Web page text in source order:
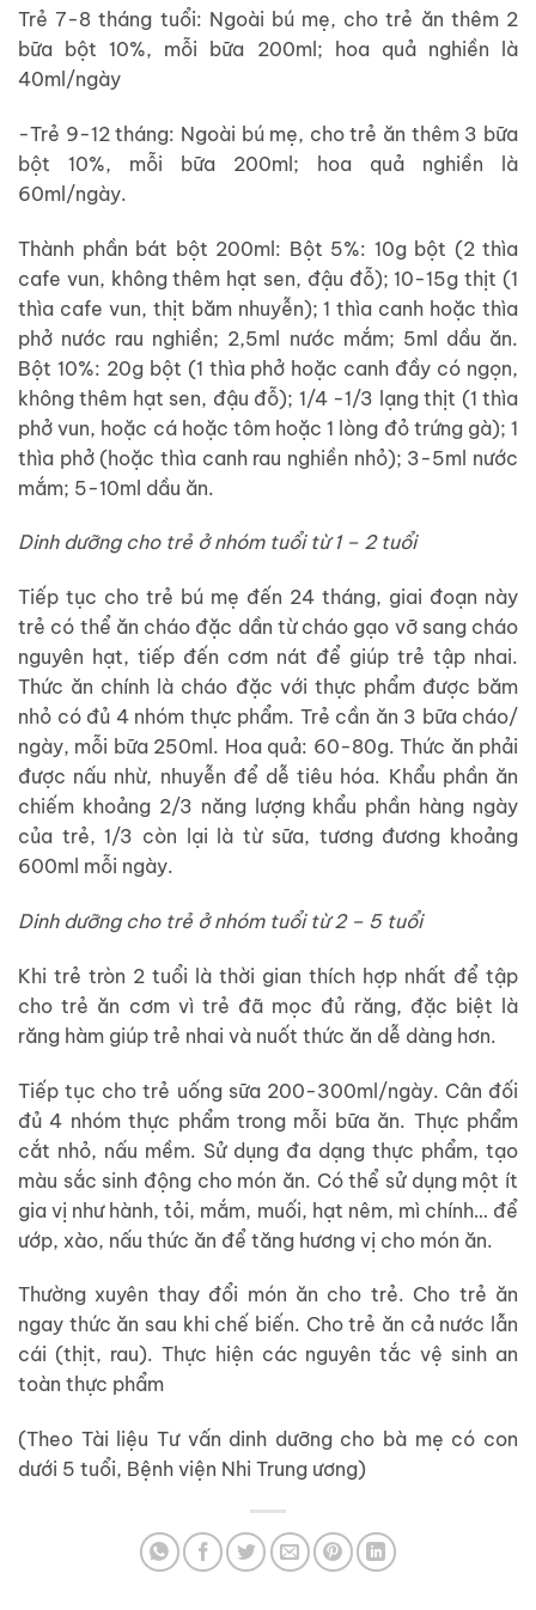
Trẻ 7-8 tháng tuổi: Ngoài bú mẹ, cho trẻ ăn thêm 2
bữa bột 10%, mỗi bữa 200ml; hoa quả nghiền là
40ml/ngày
-Trẻ 9-12 tháng: Ngoài bú mẹ, cho trẻ ăn thêm 3 bữa
bột 10%, mỗi bữa 200ml; hoa quả nghiền là
60ml/ngày.
Thành phần bát bột 200ml: Bột 5%: 10g bột (2 thìa
cafe vun, không thêm hạt sen, đậu đỗ); 10-15g thịt (1
thìa cafe vun, thịt băm nhuyễn); 1 thìa canh hoặc thìa
phở nước rau nghiền; 2,5ml nước mắm; 5ml dầu ăn.
Bột 10%: 20g bột (1 thìa phở hoặc canh đầy có ngọn,
không thêm hạt sen, đậu đỗ); 1/4 -1/3 lạng thịt (1 thìa
phở vun, hoặc cá hoặc tôm hoặc 1 lòng đỏ trứng gà); 1
thìa phở (hoặc thìa canh rau nghiền nhỏ); 3-5ml nước
mắm; 5-10ml dầu ăn.
Dinh dưỡng cho trẻ ở nhóm tuổi từ 1 – 2 tuổi
Tiếp tục cho trẻ bú mẹ đến 24 tháng, giai đoạn này
trẻ có thể ăn cháo đặc dần từ cháo gạo vỡ sang cháo
nguyên hạt, tiếp đến cơm nát để giúp trẻ tập nhai.
Thức ăn chính là cháo đặc với thực phẩm được băm
nhỏ có đủ 4 nhóm thực phẩm. Trẻ cần ăn 3 bữa cháo/
ngày, mỗi bữa 250ml. Hoa quả: 60-80g. Thức ăn phải
được nấu nhừ, nhuyễn để dễ tiêu hóa. Khẩu phần ăn
chiếm khoảng 2/3 năng lượng khẩu phần hàng ngày
của trẻ, 1/3 còn lại là từ sữa, tương đương khoảng
600ml mỗi ngày.
Dinh dưỡng cho trẻ ở nhóm tuổi từ 2 – 5 tuổi
Khi trẻ tròn 2 tuổi là thời gian thích hợp nhất để tập
cho trẻ ăn cơm vì trẻ đã mọc đủ răng, đặc biệt là
răng hàm giúp trẻ nhai và nuốt thức ăn dễ dàng hơn.
Tiếp tục cho trẻ uống sữa 200-300ml/ngày. Cân đối
đủ 4 nhóm thực phẩm trong mỗi bữa ăn. Thực phẩm
cắt nhỏ, nấu mềm. Sử dụng đa dạng thực phẩm, tạo
màu sắc sinh động cho món ăn. Có thể sử dụng một ít
gia vị như hành, tỏi, mắm, muối, hạt nêm, mì chính… để
ướp, xào, nấu thức ăn để tăng hương vị cho món ăn.
Thường xuyên thay đổi món ăn cho trẻ. Cho trẻ ăn
ngay thức ăn sau khi chế biến. Cho trẻ ăn cả nước lẫn
cái (thịt, rau). Thực hiện các nguyên tắc vệ sinh an
toàn thực phẩm
(Theo Tài liệu Tư vấn dinh dưỡng cho bà mẹ có con
dưới 5 tuổi, Bệnh viện Nhi Trung ương)